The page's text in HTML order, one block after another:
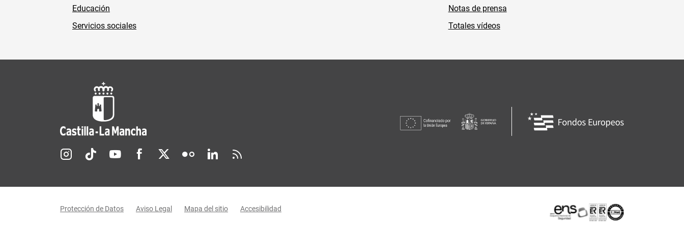
Educación
Servicios sociales
Notas de prensa
Totales vídeos
Redes sociales JCCM
Protección de Datos Aviso Legal Mapa del sitio Accesibilidad Certificaciones